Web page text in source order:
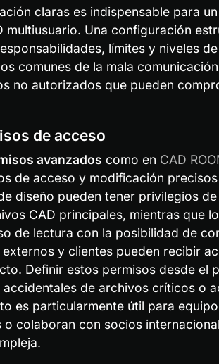
claras es indispensable para
multiusuario. Una configuración
límites y niveles
comunes de la mala
no autorizados que pueden
de acceso
avanzados como en CAD
de acceso y modificación
diseño pueden tener privilegios
CAD principales, mientras que
de lectura con la posibilidad de
y clientes pueden recibir
Definir estos permisos desde el
de archivos críticos o
es particularmente útil para
o colaboran con socios